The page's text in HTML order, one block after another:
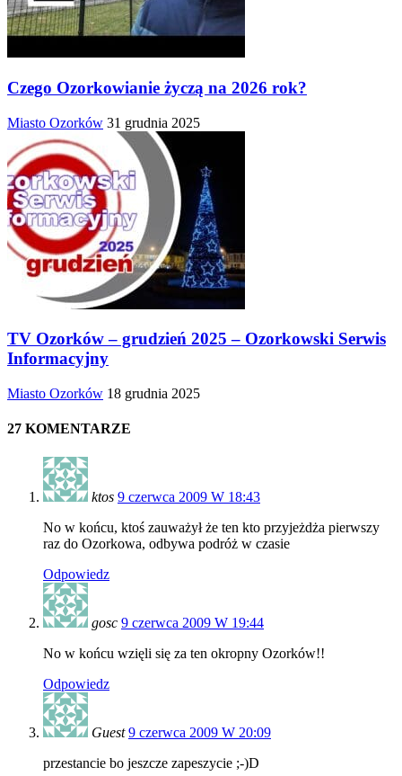
Czego Ozorkowianie życzą na 2026 rok?
Miasto Ozorków 31 grudnia 2025
TV Ozorków – grudzień 2025 – Ozorkowski Serwis
Informacyjny
Miasto Ozorków 18 grudnia 2025
27 KOMENTARZE
ktos 9 czerwca 2009 W 18:43
No w końcu, ktoś zauważył że ten kto przyjeżdża pierwszy
raz do Ozorkowa, odbywa podróż w czasie
Odpowiedz
gosc 9 czerwca 2009 W 19:44
No w końcu wzięli się za ten okropny Ozorków!!
Odpowiedz
Guest 9 czerwca 2009 W 20:09
przestancie bo jeszcze zapeszycie ;-)D